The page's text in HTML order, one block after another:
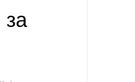
за